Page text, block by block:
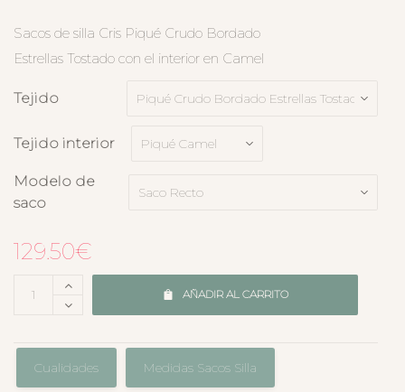
Sacos de silla Cris Piqué Crudo Bordado
Estrellas Tostado con el interior en Camel
Tejido
Tejido interior
Modelo de
saco
129.50€
AÑADIR AL CARRITO
Cualidades Medidas Sacos Silla